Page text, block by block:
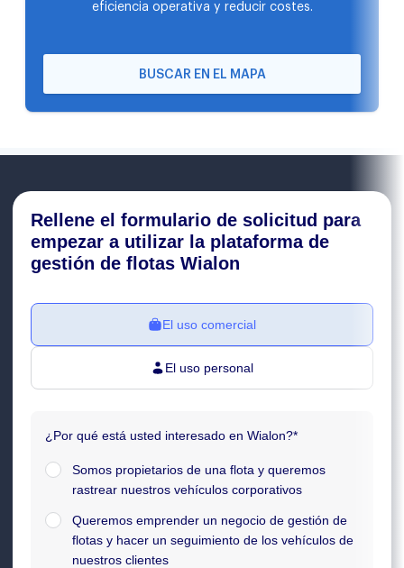
eficiencia operativa y reducir costes.
BUSCAR EN EL MAPA